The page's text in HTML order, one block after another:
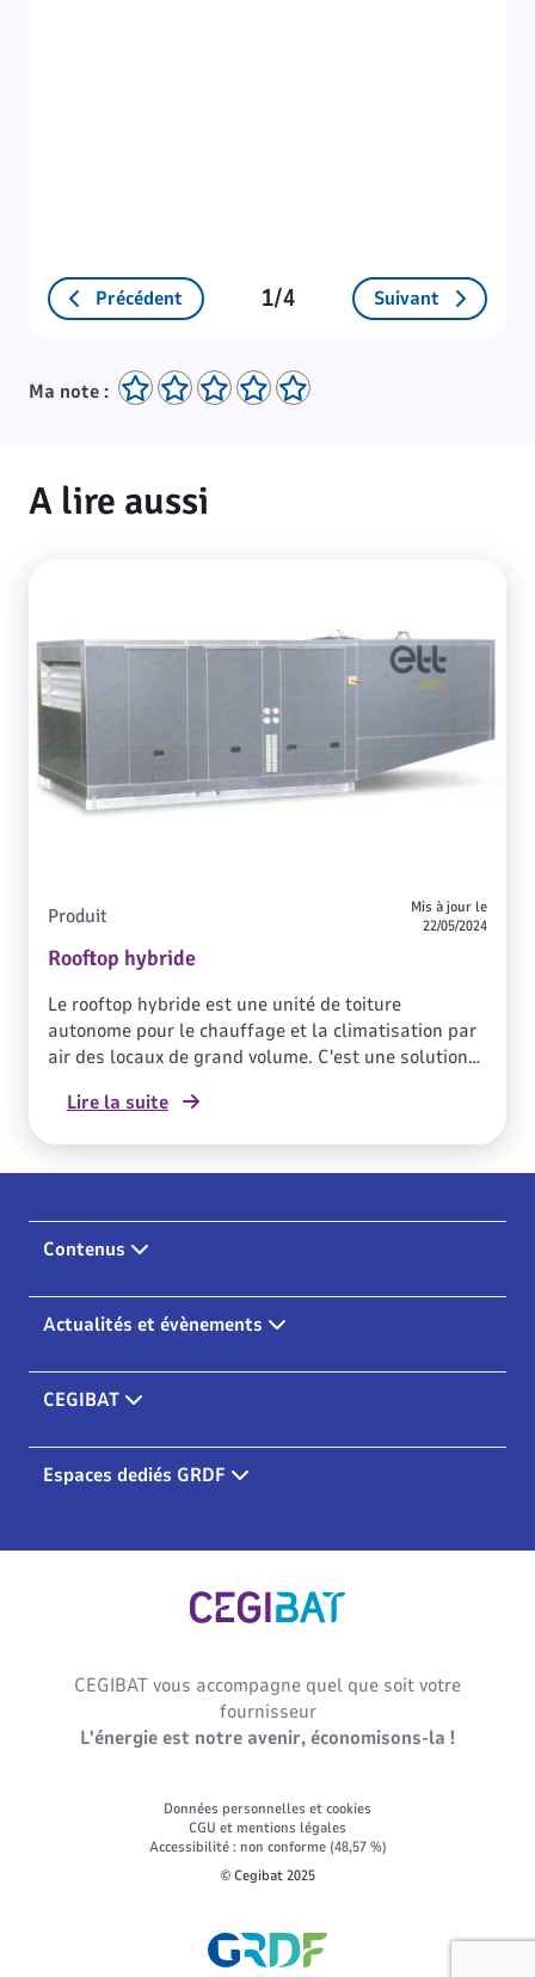
Précédent 1/4 Suivant
Ma note :
A lire aussi
Rooftop hybride
Produit
Mis à jour le
22/05/2024
Le rooftop hybride est une unité de toiture
autonome pour le chauffage et la climatisation par
air des locaux de grand volume. C'est une solution
gymnases, aux salles de spectacle.
Lire la suite
Contenus
Actualités et évènements
CEGIBAT
Espaces dediés GRDF
Cegibat, accueil
CEGIBAT vous accompagne quel que soit votre
fournisseur
L'énergie est notre avenir, économisons-la !
Données personnelles et cookies
CGU et mentions légales
Accessibilité : non conforme (48,57 %)
© Cegibat 2025
Lien vers le site GRDF.fr. Nouvel